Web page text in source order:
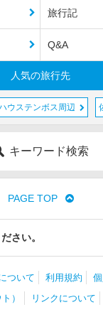
旅行記
Q&A
人気の旅行先
ウステンボス周辺
キーワード検索
PAGE TOP
さい。
ついて 利用規約
）
リンクについて